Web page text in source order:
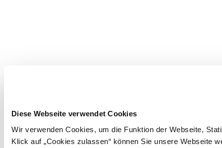
Diese Webseite verwendet Cookies
Wir verwenden Cookies, um die Funktion der Webseite,
Klick auf „Cookies zulassen“ können Sie unsere Webseite